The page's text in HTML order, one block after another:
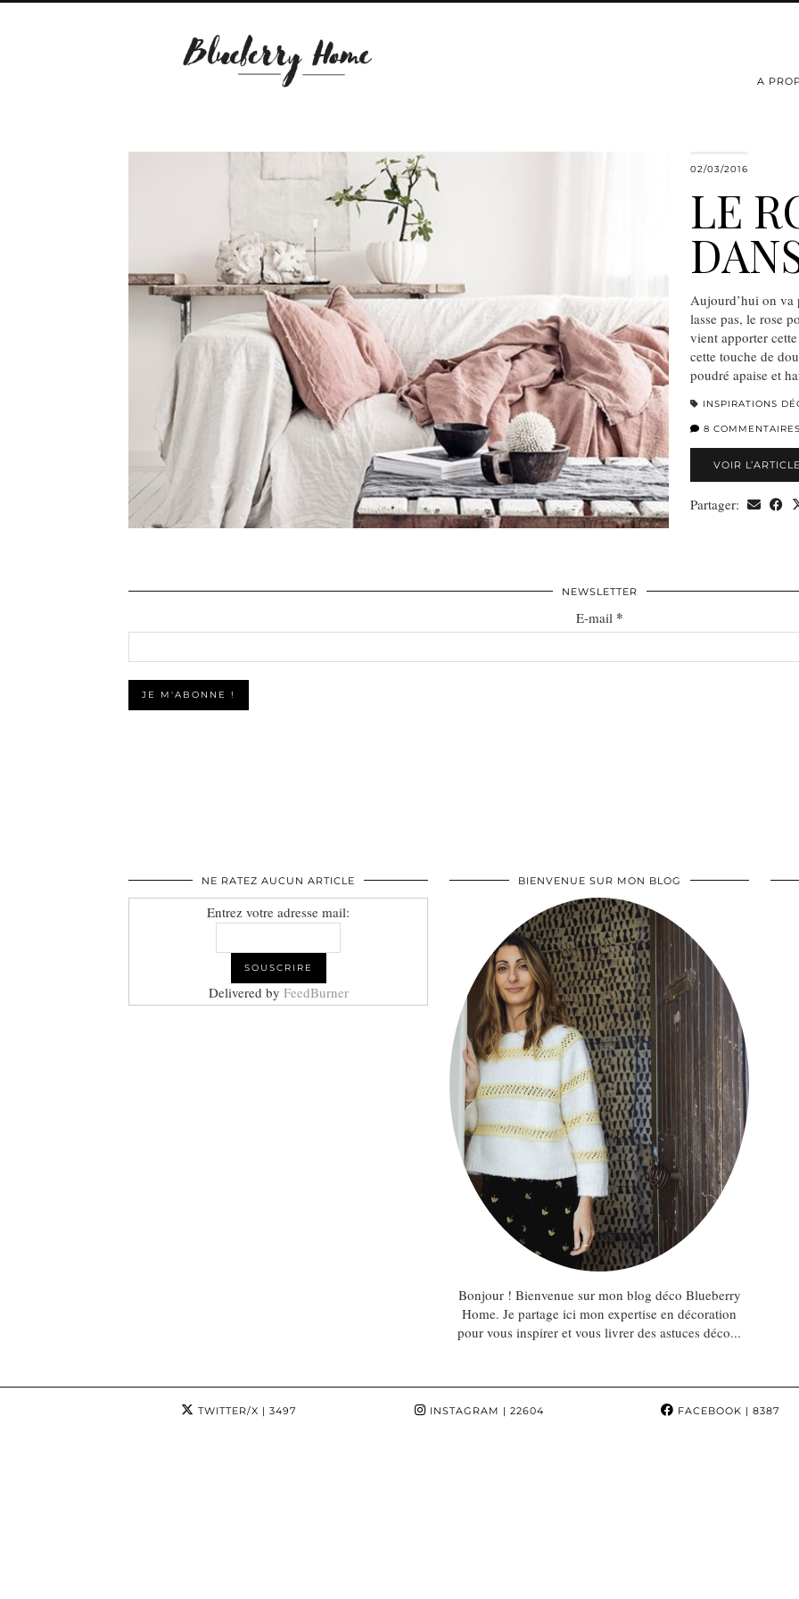
A
02/03/2016
LE
Aujourd’hui on va
lasse pas, le rose
vient apporter
cette touche de
poudré apaise et
INSPIRATIONS
8
VOIR
Partager:
NEWSLETTER
E-mail *
NE RATEZ AUCUN ARTICLE
Entrez votre adresse mail:
Delivered by FeedBurner
BIENVENUE SUR MON BLOG
Bonjour ! Bienvenue sur mon blog déco Blueberry
Home. Je partage ici mon expertise en décoration
pour vous inspirer et vous livrer des astuces déco...
TWITTER/X | 3497 INSTAGRAM | 22604 FACEBOOK | 8387